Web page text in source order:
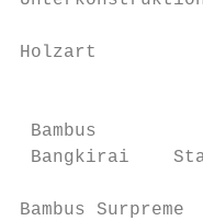
Holzart
Bambus
Bangkirai
Bambus Surpreme